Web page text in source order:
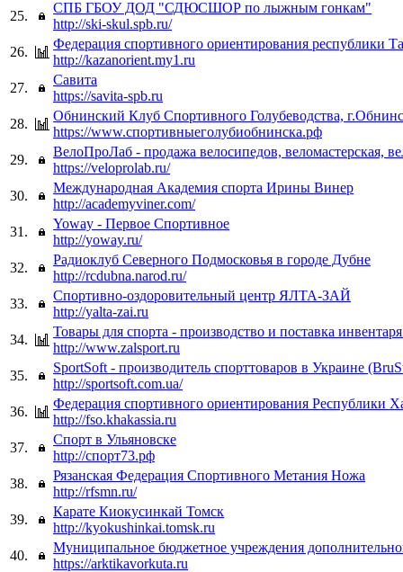
25.
СПБ ГБОУ ДОД "СДЮСШОР по лыжным гонкам"
http://ski-skul.spb.ru/
26.
Федерация спортивного ориентирования республики
http://kazanorient.my1.ru
27.
Савита
https://savita-spb.ru
28.
Обнинский Клуб Спортивного Голубеводства,
https://www.спортивныеголубиобнинска.рф
29.
ВелоПроЛаб - продажа велосипедов, веломастерская,
https://veloprolab.ru/
30.
Международная Академия спорта Ирины Винер
http://academyviner.com/
31.
Yoway - Первое Спортивное
http://yoway.ru/
32.
Радиоклуб Северного Подмосковья в городе Дубне
http://rcdubna.narod.ru/
33.
Cпортивно-оздоровительный центр ЯЛТА-ЗАЙ
http://yalta-zai.ru
34.
Товары для спорта - производство и поставка
http://www.zalsport.ru
35.
SportSoft - производитель спорттоваров в Украине
http://sportsoft.com.ua/
36.
Федерация спортивного ориентирования Республики
http://fso.khakassia.ru
37.
Спорт в Ульяновске
http://спорт73.рф
38.
Рязанская Федерация Спортивного Метания Ножа
http://rfsmn.ru/
39.
Карате Киокусинкай Томск
http://kyokushinkai.tomsk.ru
40.
Муниципальное бюджетное учреждения
https://arktikavorkuta.ru